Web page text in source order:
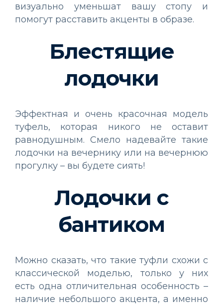
визуально уменьшат вашу стопу и
помогут расставить акценты в образе.
Блестящие
лодочки
Эффектная и очень красочная модель
туфель, которая никого не оставит
равнодушным. Смело надевайте такие
лодочки на вечернику или на вечернюю
прогулку – вы будете сиять!
Лодочки с
бантиком
Можно сказать, что такие туфли схожи с
классической моделью, только у них
есть одна отличительная особенность –
наличие небольшого акцента, а именно